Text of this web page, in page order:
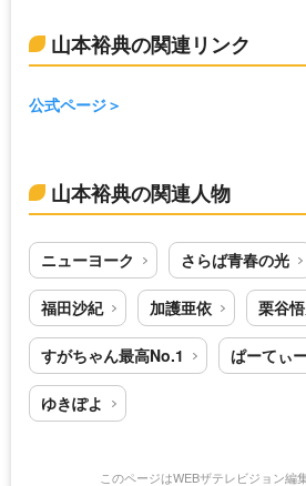
山本裕典の関連リンク
公式ページ
山本裕典の関連人物
ニューヨーク さらば青春の光
福田沙紀 加護亜依 栗谷
すがちゃん最高No.1 ぱーてぃ
ゆきぽよ
このページはWEBザテレビジョン編